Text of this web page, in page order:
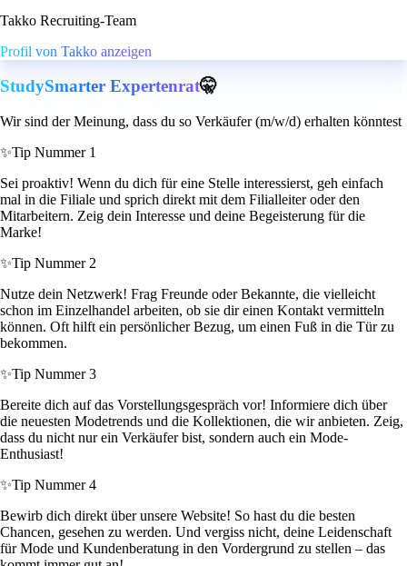
Takko Recruiting-Team
Profil von Takko anzeigen
StudySmarter Expertenrat🤫
Wir sind der Meinung, dass du so Verkäufer (m/w/d) erhalten könntest
✨Tip Nummer 1
Sei proaktiv! Wenn du dich für eine Stelle interessierst, geh einfach
mal in die Filiale und sprich direkt mit dem Filialleiter oder den
Mitarbeitern. Zeig dein Interesse und deine Begeisterung für die
Marke!
✨Tip Nummer 2
Nutze dein Netzwerk! Frag Freunde oder Bekannte, die vielleicht
schon im Einzelhandel arbeiten, ob sie dir einen Kontakt vermitteln
können. Oft hilft ein persönlicher Bezug, um einen Fuß in die Tür zu
bekommen.
✨Tip Nummer 3
Bereite dich auf das Vorstellungsgespräch vor! Informiere dich über
die neuesten Modetrends und die Kollektionen, die wir anbieten. Zeig,
dass du nicht nur ein Verkäufer bist, sondern auch ein Mode-
Enthusiast!
✨Tip Nummer 4
Bewirb dich direkt über unsere Website! So hast du die besten
Chancen, gesehen zu werden. Und vergiss nicht, deine Leidenschaft
für Mode und Kundenberatung in den Vordergrund zu stellen – das